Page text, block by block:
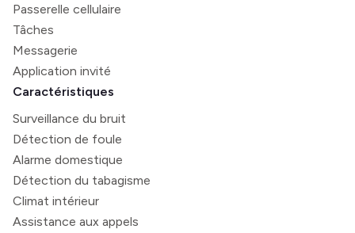
Passerelle cellulaire
Tâches
Messagerie
Application invité
Caractéristiques
Surveillance du bruit
Détection de foule
Alarme domestique
Détection du tabagisme
Climat intérieur
Assistance aux appels